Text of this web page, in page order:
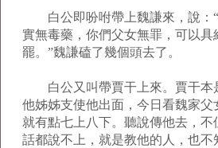
白公即吩咐帶上魏謙來，說：“
實無毒藥，你們父女無罪，可以具
罷。”魏謙磕了幾個頭去了。
白公又叫帶賈干上來。賈干本
他姊姊支使他出面，今日看魏家父
就有點七上八下。聽說傳他去，不
話都說不上，就是教他的人，也不